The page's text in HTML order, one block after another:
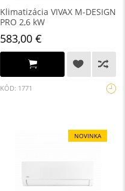
Klimatizácia VIVAX M-DESIGN
PRO 2,6 kW
583,00 €
KÓD: 1771
NOVINKA